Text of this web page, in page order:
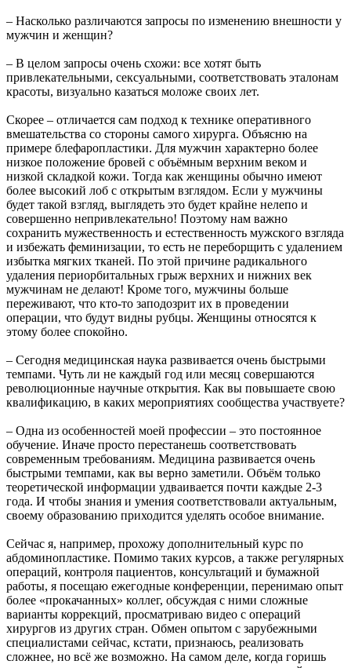
– Насколько различаются запросы по изменению внешности у
мужчин и женщин?
– В целом запросы очень схожи: все хотят быть
привлекательными, сексуальными, соответствовать эталонам
красоты, визуально казаться моложе своих лет.
Скорее – отличается сам подход к технике оперативного
вмешательства со стороны самого хирурга. Объясню на
примере блефаропластики. Для мужчин характерно более
низкое положение бровей с объёмным верхним веком и
низкой складкой кожи. Тогда как женщины обычно имеют
более высокий лоб с открытым взглядом. Если у мужчины
будет такой взгляд, выглядеть это будет крайне нелепо и
совершенно непривлекательно! Поэтому нам важно
сохранить мужественность и естественность мужского взгляда
и избежать феминизации, то есть не переборщить с удалением
избытка мягких тканей. По этой причине радикального
удаления периорбитальных грыж верхних и нижних век
мужчинам не делают! Кроме того, мужчины больше
переживают, что кто-то заподозрит их в проведении
операции, что будут видны рубцы. Женщины относятся к
этому более спокойно.
– Сегодня медицинская наука развивается очень быстрыми
темпами. Чуть ли не каждый год или месяц совершаются
революционные научные открытия. Как вы повышаете свою
квалификацию, в каких мероприятиях сообщества участвуете?
– Одна из особенностей моей профессии – это постоянное
обучение. Иначе просто перестанешь соответствовать
современным требованиям. Медицина развивается очень
быстрыми темпами, как вы верно заметили. Объём только
теоретической информации удваивается почти каждые 2-3
года. И чтобы знания и умения соответствовали актуальным,
своему образованию приходится уделять особое внимание.
Сейчас я, например, прохожу дополнительный курс по
абдоминопластике. Помимо таких курсов, а также регулярных
операций, контроля пациентов, консультаций и бумажной
работы, я посещаю ежегодные конференции, перенимаю опыт
более «прокачанных» коллег, обсуждая с ними сложные
варианты коррекций, просматриваю видео с операций
хирургов из других стран. Обмен опытом с зарубежными
специалистами сейчас, кстати, признаюсь, реализовать
сложнее, но всё же возможно. На самом деле, когда горишь